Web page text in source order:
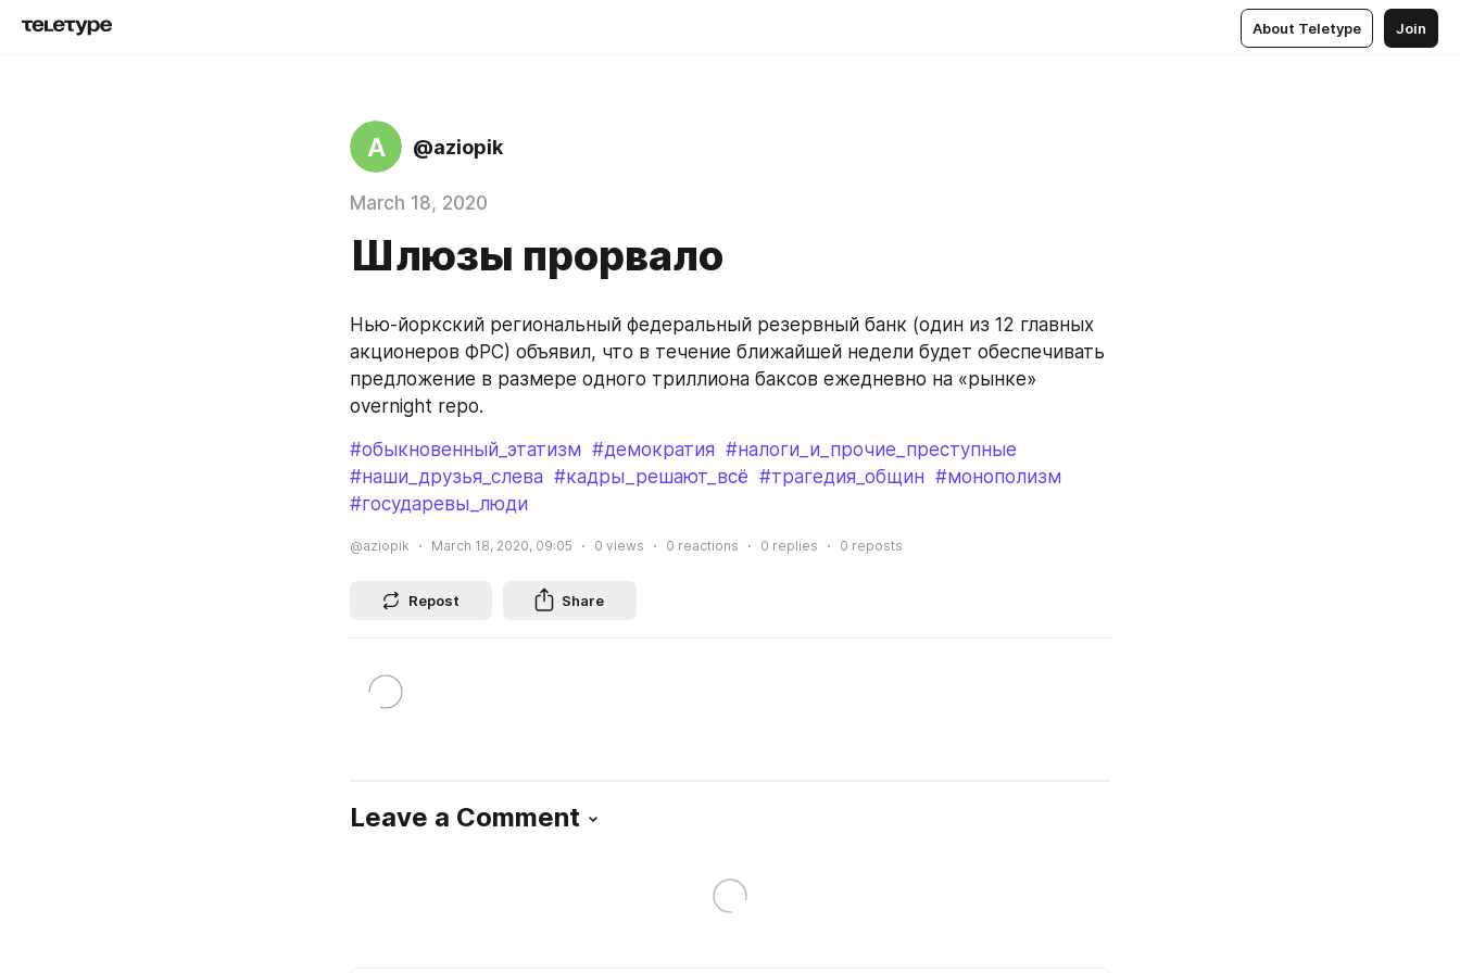
About Teletype Join
A @aziopik
March 18, 2020
Шлюзы прорвало
Нью-йоркский региональный федеральный резервный банк (один из 12 главных
акционеров ФРС) объявил, что в течение ближайшей недели будет обеспечивать
предложение в размере одного триллиона баксов ежедневно на «рынке»
overnight repo.
#обыкновенный_этатизм #демократия #налоги_и_прочие_преступные
#наши_друзья_слева #кадры_решают_всё #трагедия_общин #монополизм
#государевы_люди
@aziopik March 18, 2020, 09:05 0 views 0 reactions 0 replies 0 reposts
Repost Share
Leave a Comment